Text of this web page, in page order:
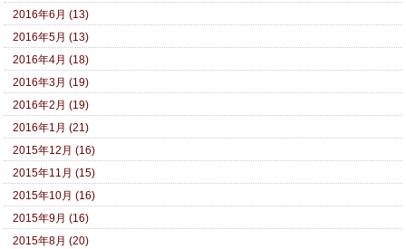
2016年6月 (13)
2016年5月 (13)
2016年4月 (18)
2016年3月 (19)
2016年2月 (19)
2016年1月 (21)
2015年12月 (16)
2015年11月 (15)
2015年10月 (16)
2015年9月 (16)
2015年8月 (20)